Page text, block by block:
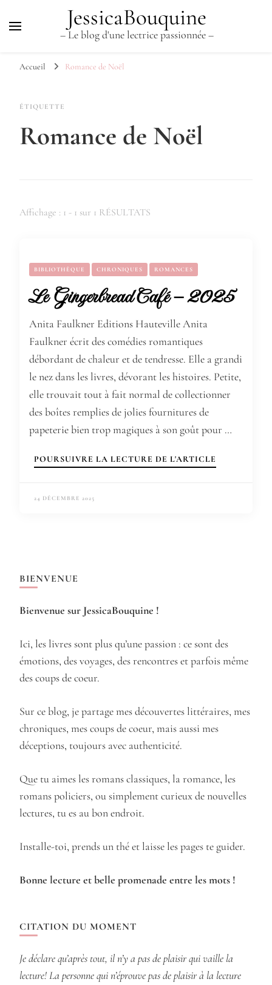
JessicaBouquine
– Le blog d'une lectrice passionnée –
Accueil Romance de Noël
ÉTIQUETTE
Romance de Noël
Affichage : 1 - 1 sur 1 RÉSULTATS
BIBLIOTHÈQUE CHRONIQUES ROMANCES
Le Gingerbread Café – 2025
Anita Faulkner Editions Hauteville Anita
Faulkner écrit des comédies romantiques
débordant de chaleur et de tendresse. Elle a grandi
le nez dans les livres, dévorant les histoires. Petite,
elle trouvait tout à fait normal de collectionner
des boîtes remplies de jolies fournitures de
papeterie bien trop magiques à son goût pour …
POURSUIVRE LA LECTURE DE L'ARTICLE
24 DÉCEMBRE 2025
BIENVENUE
Bienvenue sur JessicaBouquine !
Ici, les livres sont plus qu’une passion : ce sont des
émotions, des voyages, des rencontres et parfois même
des coups de coeur.
Sur ce blog, je partage mes découvertes littéraires, mes
chroniques, mes coups de coeur, mais aussi mes
déceptions, toujours avec authenticité.
Que tu aimes les romans classiques, la romance, les
romans policiers, ou simplement curieux de nouvelles
lectures, tu es au bon endroit.
Installe-toi, prends un thé et laisse les pages te guider.
Bonne lecture et belle promenade entre les mots !
CITATION DU MOMENT
Je déclare qu’après tout, il n’y a pas de plaisir qui vaille la
lecture! La personne qui n’éprouve pas de plaisir à la lecture